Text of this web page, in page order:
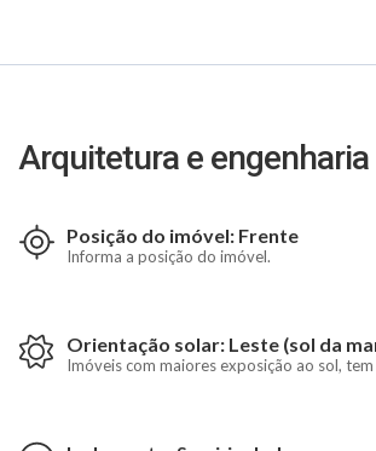
Arquitetura e engenharia
Posição do imóvel: Frente
Informa a posição do imóvel.
Orientação solar: Leste (sol da
Imóveis com maiores exposição ao sol,